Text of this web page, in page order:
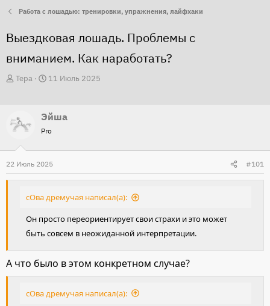
Работа с лошадью: тренировки, упражнения, лайфхаки
Выездковая лошадь. Проблемы с
вниманием. Как наработать?
А
о
т
е
м
Тера
Д
а
н
а
ч
а
11 Июль 2025
Эйша
Pro
22 Июль 2025 #101
сОва дремучая написал(а):
Он просто переориентирует свои страхи и это может
быть совсем в неожиданной интерпретации.
А что было в этом конкретном случае?
сОва дремучая написал(а):